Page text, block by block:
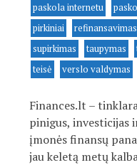
paskola internetu
pirkiniai
refinansavimas
supirkimas
taupymas
teisė
verslo valdymas
Finances.lt –
pinigus, investicijas
įmonės finansų
jau keletą metų